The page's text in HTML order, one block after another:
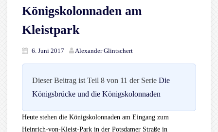
Königskolonnaden am
Kleistpark
6. Juni 2017 Alexander Glintschert
Dieser Beitrag ist Teil 8 von 11 der Serie Die
Königsbrücke und die Königskolonnaden
Heute stehen die Königskolonnaden am Eingang zum
Heinrich-von-Kleist-Park in der Potsdamer Straße in